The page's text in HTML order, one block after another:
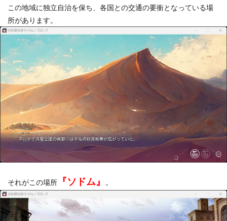
この地域に独立自治を保ち、各国との交通の要衝となっている場
所があります。
それがこの場所 『ソドム』 。